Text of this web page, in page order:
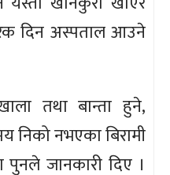
दिन अस्पताल आउने
तथा बान्ता हुने,
निको नभएका बिरामी
पुनले जानकारी दिए ।